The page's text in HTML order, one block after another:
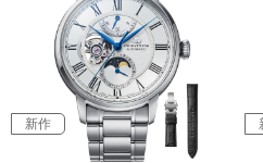
新作